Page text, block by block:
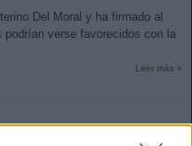
Del Moral y ha firmado al
podrían verse favorecidos con la
Leer más »